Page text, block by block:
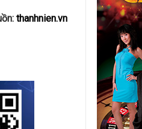
thanhnien.vn